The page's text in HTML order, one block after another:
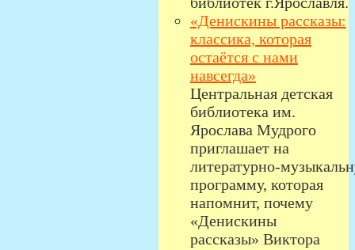
«Денискины рассказы:
классика, которая
остаётся с нами
навсегда»
Центральная детская
библиотека им.
Ярослава Мудрого
приглашает на
программу, которая
напомнит, почему
«Денискины
рассказы» Виктора